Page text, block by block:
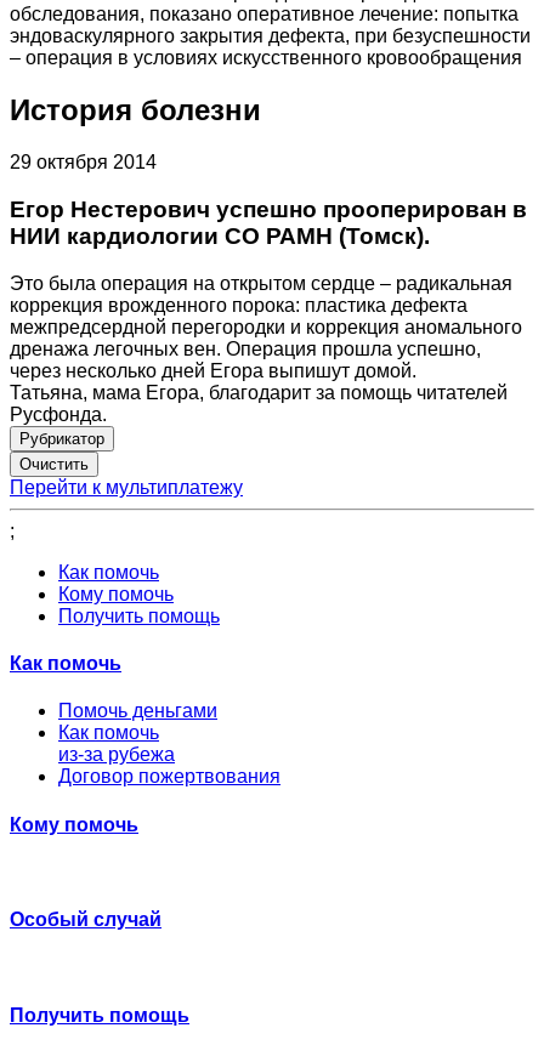
обследования, показано оперативное лечение: попытка
эндоваскулярного закрытия дефекта, при безуспешности
– операция в условиях искусственного кровообращения
История болезни
29 октября 2014
Егор Нестерович успешно прооперирован в
НИИ кардиологии СО РАМН (Томск).
Это была операция на открытом сердце – радикальная
коррекция врожденного порока: пластика дефекта
межпредсердной перегородки и коррекция аномального
дренажа легочных вен. Операция прошла успешно,
через несколько дней Егора выпишут домой.
Татьяна, мама Егора, благодарит за помощь читателей
Русфонда.
Рубрикатор
Перейти к мультиплатежу
;
Как помочь
Кому помочь
Получить помощь
Как помочь
Помочь деньгами
Как помочь
из-за рубежа
Договор пожертвования
Кому помочь
Особый случай
Получить помощь